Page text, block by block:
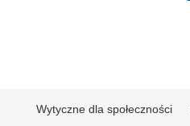
Wytyczne dla społeczności